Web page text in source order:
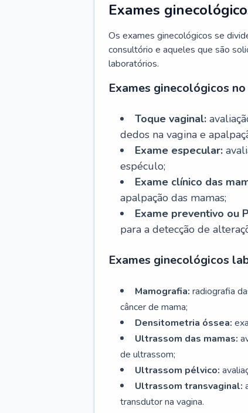
Exames
Os exames ginecológicos se
consultório e aqueles que são
laboratórios.
Exames ginecológicos
Toque vaginal:
dedos na vagina e
Exame especular:
espéculo;
Exame clínico das
apalpação das mamas;
Exame preventivo ou
para a detecção de
Exames ginecológicos
Mamografia: radiografia
câncer de mama;
Densitometria óssea:
Ultrassom das mamas:
de ultrassom;
Ultrassom pélvico:
Ultrassom transvaginal:
transdutor na vagina.